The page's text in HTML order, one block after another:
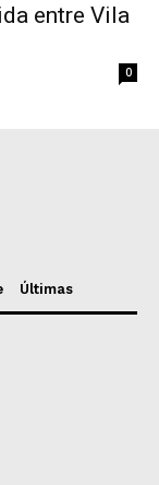
entre Vila
0
Últimas